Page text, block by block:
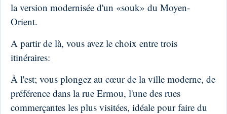
la version modernisée d'un «souk» du Moyen-
Orient.
A partir de là, vous avez le choix entre trois
itinéraires:
À l'est; vous plongez au cœur de la ville moderne, de
préférence dans la rue Ermou, l'une des rues
commerçantes les plus visitées, idéale pour faire du